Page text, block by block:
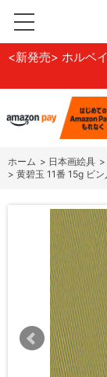
<新発売> ホルベ
ホーム > 日本画絵具 >
> 黄碧玉 11番 15g ビ